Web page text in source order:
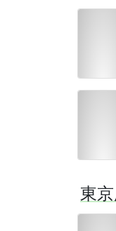
東